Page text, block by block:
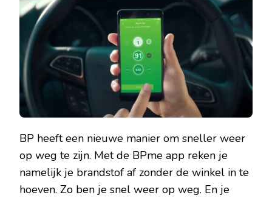
BRANDSTOF
AFREKENEN
EN
AUTOMATISCH
FREEBEES
SPAREN.
BP heeft een nieuwe manier om sneller weer
op weg te zijn. Met de BPme app reken je
namelijk je brandstof af zonder de winkel in te
hoeven. Zo ben je snel weer op weg. En je